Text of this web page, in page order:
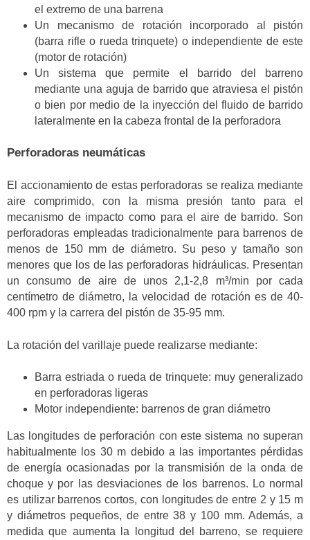
el extremo de una barrena
Un mecanismo de rotación incorporado al pistón
(barra rifle o rueda trinquete) o independiente de este
(motor de rotación)
Un sistema que permite el barrido del barreno
mediante una aguja de barrido que atraviesa el pistón
o bien por medio de la inyección del fluido de barrido
lateralmente en la cabeza frontal de la perforadora
Perforadoras neumáticas
El accionamiento de estas perforadoras se realiza mediante
aire comprimido, con la misma presión tanto para el
mecanismo de impacto como para el aire de barrido. Son
perforadoras empleadas tradicionalmente para barrenos de
menos de 150 mm de diámetro. Su peso y tamaño son
menores que los de las perforadoras hidráulicas. Presentan
un consumo de aire de unos 2,1-2,8 m³/min por cada
centímetro de diámetro, la velocidad de rotación es de 40-
400 rpm y la carrera del pistón de 35-95 mm.
La rotación del varillaje puede realizarse mediante:
Barra estriada o rueda de trinquete: muy generalizado
en perforadoras ligeras
Motor independiente: barrenos de gran diámetro
Las longitudes de perforación con este sistema no superan
habitualmente los 30 m debido a las importantes pérdidas
de energía ocasionadas por la transmisión de la onda de
choque y por las desviaciones de los barrenos. Lo normal
es utilizar barrenos cortos, con longitudes de entre 2 y 15 m
y diámetros pequeños, de entre 38 y 100 mm. Además, a
medida que aumenta la longitud del barreno, se requiere